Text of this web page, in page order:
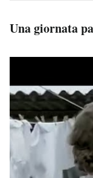
Una giornata